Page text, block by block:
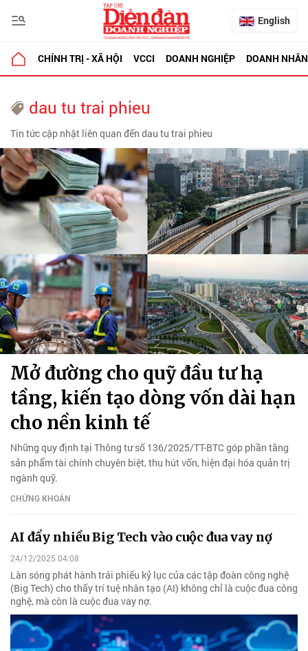
English
CHÍNH TRỊ - XÃ HỘI VCCI DOANH NGHIỆP DOANH NHÂN
dau tu trai phieu
Tin tức cập nhật liên quan đến dau tu trai phieu
Mở đường cho quỹ đầu tư hạ
tầng, kiến tạo dòng vốn dài hạn
cho nền kinh tế
Những quy định tại Thông tư số 136/2025/TT-BTC góp phần tăng
sản phẩm tài chính chuyên biệt, thu hút vốn, hiện đại hóa quản trị
ngành quỹ.
CHỨNG KHOÁN
AI đẩy nhiều Big Tech vào cuộc đua vay nợ
24/12/2025 04:08
Làn sóng phát hành trái phiếu kỷ lục của các tập đoàn công nghệ
(Big Tech) cho thấy trí tuệ nhân tạo (AI) không chỉ là cuộc đua công
nghệ, mà còn là cuộc đua vay nợ.